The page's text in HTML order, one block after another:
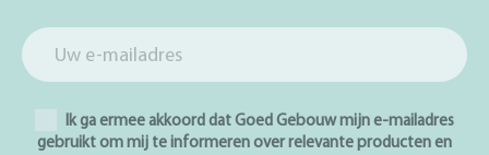
Ik ga ermee akkoord dat Goed Gebouw mijn e-mailadres
gebruikt om mij te informeren over relevante producten en